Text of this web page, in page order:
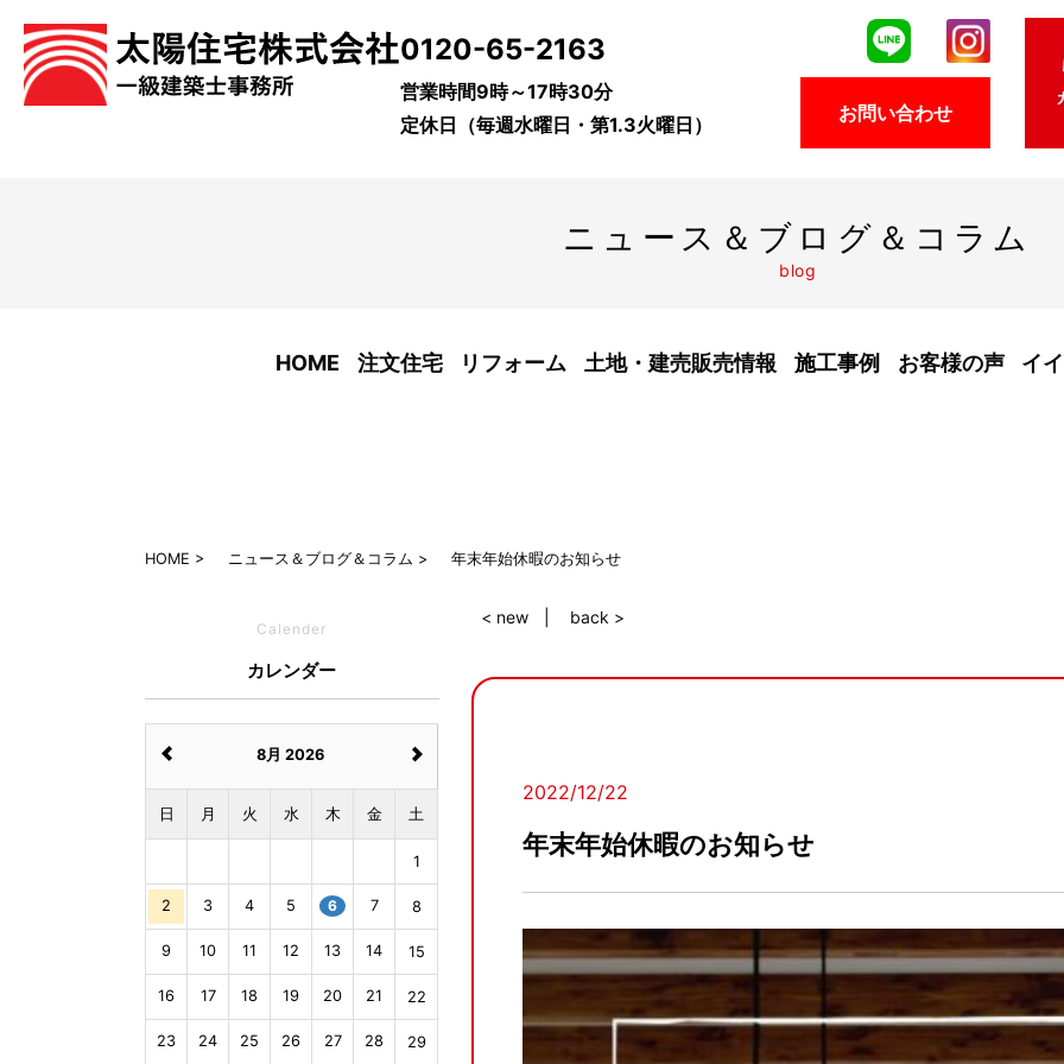
0120-65-2163
営業時間9時～17時30分
定休日（毎週水曜日・第1.3火曜日）
お問い合わせ
ニュース＆ブログ＆コラム
blog
HOME 注文住宅 リフォーム 土地・建売販売情報 施工事例 お客様の声 イ
HOME ニュース＆ブログ＆コラム 年末年始休暇のお知らせ
< new back >
2022/12/22
年末年始休暇のお知らせ
Calender
カレンダー
8月 2026
日 月 火 水 木 金 土
1
2 3 4 5 6 7 8
9 10 11 12 13 14 15
16 17 18 19 20 21 22
23 24 25 26 27 28 29